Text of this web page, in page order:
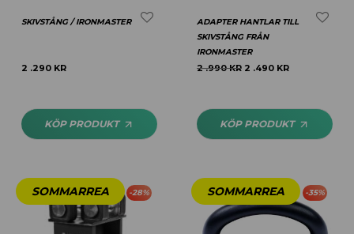
SKIVSTÅNG / IRONMASTER
2 .290 KR
KÖP PRODUKT
ADAPTER HANTLAR TILL
SKIVSTÅNG FRÅN
IRONMASTER
2 .990KR 2 .490 KR
KÖP PRODUKT
-28% -35%